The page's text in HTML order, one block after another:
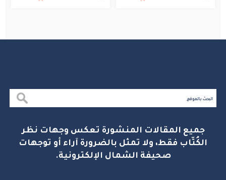
جميع المقالات المنشورة تعكس وجهات نظر
الكُتّاب فقط، ولا تمثل بالضرورة آراء أو توجهات
صحيفة الشمال الإلكترونية.